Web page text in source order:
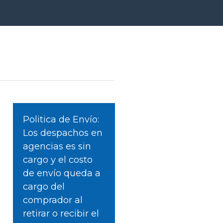
Politica de Envío:
Los despachos en
agencias es sin
cargo y el costo
de envío queda a
cargo del
comprador al
retirar o recibir el